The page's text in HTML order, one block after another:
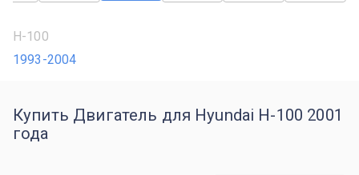
H-100
1993-2004
Купить Двигатель для Hyundai H-100 2001
года